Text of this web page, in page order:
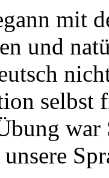
mit
und
selbst